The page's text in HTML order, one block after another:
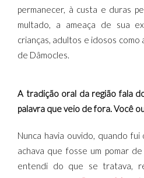
permanecer, à custa e duras
multado, a ameaça de sua
crianças, adultos e idosos como
de Dâmocles.
A tradição oral da região fala
palavra que veio de fora. Você
Nunca havia ouvido, quando fui
achava que fosse um pomar
entendi do que se tratava,